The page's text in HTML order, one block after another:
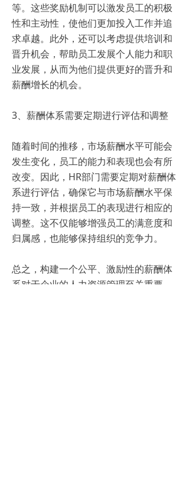
等。这些奖励机制可以激发员工的积极
性和主动性，使他们更加投入工作并追
求卓越。此外，还可以考虑提供培训和
晋升机会，帮助员工发展个人能力和职
业发展，从而为他们提供更好的晋升和
薪酬增长的机会。
3、薪酬体系需要定期进行评估和调整
随着时间的推移，市场薪酬水平可能会
发生变化，员工的能力和表现也会有所
改变。因此，HR部门需要定期对薪酬体
系进行评估，确保它与市场薪酬水平保
持一致，并根据员工的表现进行相应的
调整。这不仅能够增强员工的满意度和
归属感，也能够保持组织的竞争力。
总之，构建一个公平、激励性的薪酬体
系对于企业的人力资源管理至关重要。